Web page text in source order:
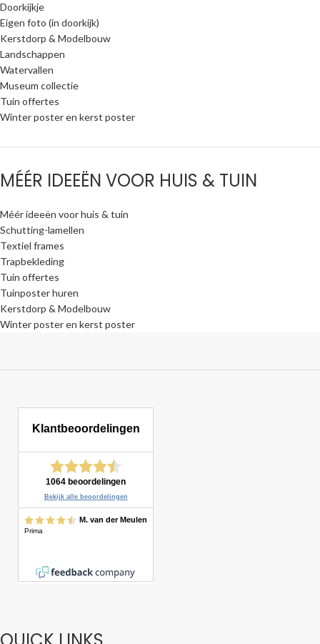
Doorkijkje
Eigen foto (in doorkijk)
Kerstdorp & Modelbouw
Landschappen
Watervallen
Museum collectie
Tuin offertes
Winter poster en kerst poster
MÉÉR IDEEËN VOOR HUIS & TUIN
Méér ideeën voor huis & tuin
Schutting-lamellen
Textiel frames
Trapbekleding
Tuin offertes
Tuinposter huren
Kerstdorp & Modelbouw
Winter poster en kerst poster